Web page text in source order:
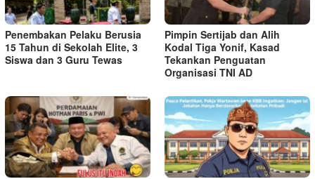
Penembakan Pelaku Berusia
15 Tahun di Sekolah Elite, 3
Siswa dan 3 Guru Tewas
Pimpin Sertijab dan Alih
Kodal Tiga Yonif, Kasad
Tekankan Penguatan
Organisasi TNI AD